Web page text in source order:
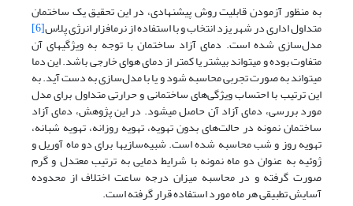
به منظور آزمودن قابلیت روش پیشنهادی، در این تحقیق یک ساختمان
متداول اداری در شهر یزد انتخاب و با استفاده از نرم­افزار انرژی پلاس[6]
مدل‌سازی شده است. دمای آزاد ساختمان با توجه به ویژگی­های آن
متفاوت بوده و می­تواند بیشتر یا کمتر از دمای هوای خارجی باشد. این دما
می­تواند به صورت تجربی محاسبه شود و یا با مدل‌سازی به دست آید. به
این ترتیب با احتساب ویژگی‌های ساختمانی و حرارتی متداول برای مدل
مورد بررسی، دمای آزاد آن حاصل می­شود. در این پژوهش، دمای آزاد
ساختمان نمونه در حالت‌های بدون تهویه، تهویه روزانه، تهویه شبانه،
تهویه روز و شب محاسبه شده است. شبیه‌سازی­ها برای دو ماه آوریل و
ژوئیه به عنوان دو ماه نمونه با شرایط دمایی به ترتیب معتدل و گرم
صورت گرفته و در محاسبه میزان درجه ساعت اختلاف از محدوده
آسایش تطبیقی هر ماه مورد استفاده قرار گرفته است.